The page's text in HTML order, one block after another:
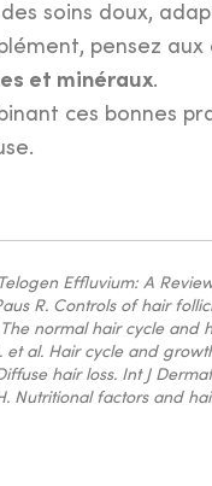
soins doux,
pensez aux
et minéraux.
ces bonnes
Telogen Effluvium: A
R. Controls of hair
The normal hair cycle and
et al. Hair cycle and
hair loss. Int J
Nutritional factors and
rituel